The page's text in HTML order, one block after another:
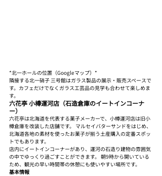
*北一ホールの位置（Googleマップ）*
隣接する北一硝子 三号館はガラス製品の展示・販売スペースで
す。カフェだけでなくガラス工芸品の見学も合わせて楽しめま
す。
六花亭 小樽運河店（石造倉庫のイートインコーナ
ー）
六花亭は北海道を代表する菓子メーカーで、小樽運河店は旧小
樽倉庫を改装した店舗です。 マルセイバターサンドをはじめ、
北海道各地の素材を使ったお菓子が揃う土産購入の定番スポッ
トでもあります。
店内にイートインコーナーがあり、運河の石造り建物の雰囲気
の中でゆっくり過ごすことができます。 朝9時から開いている
ため、観光の早い時間帯の休憩にも使いやすい場所です。
基本情報